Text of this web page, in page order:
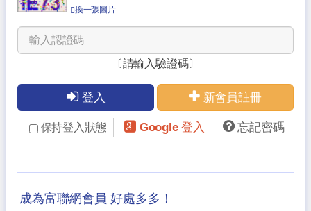
換一張圖片
〔請輸入驗證碼〕
登入 新會員註冊
保持登入狀態 Google 登入 忘記密碼
成為富聯網會員 好處多多！